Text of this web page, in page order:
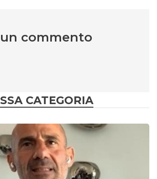
commento
CATEGORIA